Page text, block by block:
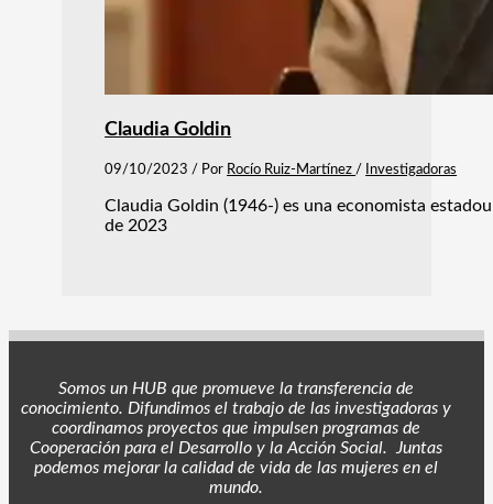
Claudia Goldin
09/10/2023 / Por Rocío Ruiz-Martínez / Investigadoras
Claudia Goldin (1946-) es una economista
de 2023
Somos un HUB que promueve la transferencia de
conocimiento. Difundimos el trabajo de las investigadoras y
coordinamos proyectos que impulsen programas de
Cooperación para el Desarrollo y la Acción Social. Juntas
podemos mejorar la calidad de vida de las mujeres en el
mundo.